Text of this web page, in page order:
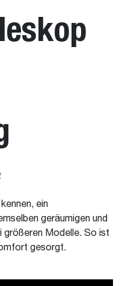
kennen, ein
geräumigen und
größeren Modelle. So ist
gesorgt.